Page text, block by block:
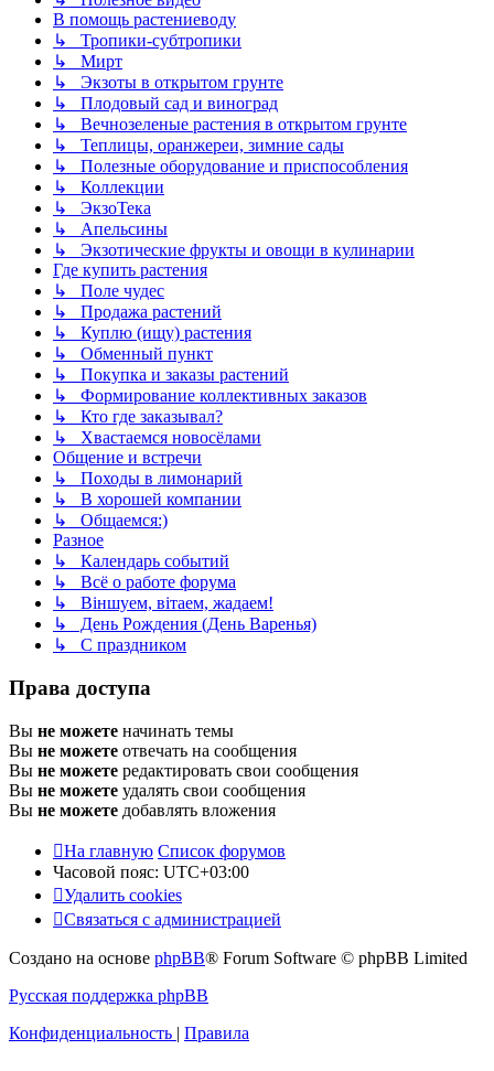
В помощь растениеводу
↳ Тропики-субтропики
↳ Мирт
↳ Экзоты в открытом грунте
↳ Плодовый сад и виноград
↳ Вечнозеленые растения в открытом грунте
↳ Теплицы, оранжереи, зимние сады
↳ Полезные оборудование и приспособления
↳ Коллекции
↳ ЭкзоТека
↳ Апельсины
↳ Экзотические фрукты и овощи в кулинарии
Где купить растения
↳ Поле чудес
↳ Продажа растений
↳ Куплю (ищу) растения
↳ Обменный пункт
↳ Покупка и заказы растений
↳ Формирование коллективных заказов
↳ Кто где заказывал?
↳ Хвастаемся новосёлами
Общение и встречи
↳ Походы в лимонарий
↳ В хорошей компании
↳ Общаемся:)
Разное
↳ Календарь событий
↳ Всё о работе форума
↳ Віншуем, вітаем, жадаем!
↳ День Рождения (День Варенья)
↳ С праздником
Права доступа
Вы не можете начинать темы
Вы не можете отвечать на сообщения
Вы не можете редактировать свои сообщения
Вы не можете удалять свои сообщения
Вы не можете добавлять вложения
На главную Список форумов
Часовой пояс: UTC+03:00
Удалить cookies
Связаться с администрацией
Создано на основе phpBB® Forum Software © phpBB Limited
Русская поддержка phpBB
Конфиденциальность | Правила